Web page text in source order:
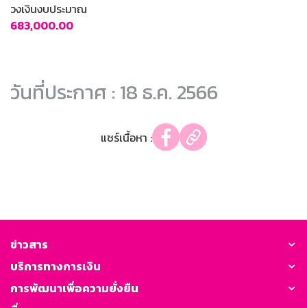
วงเงินงบประมาณ
683,000.00
วันที่ประกาศ : 18 ธ.ค. 2566
แชร์เนื้อหา :
ข่าวสาร
บริการทางการเงิน
การพัฒนาเพื่อความยั่งยืน